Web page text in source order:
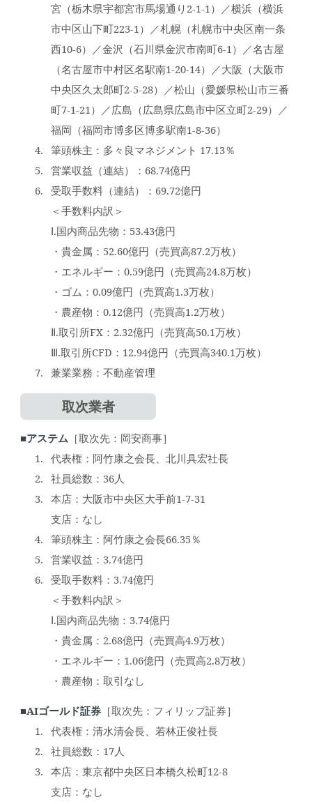
宮（栃木県宇都宮市馬場通り2-1-1）／横浜（横浜
市中区山下町223-1）／札幌（札幌市中央区南一条
西10-6）／金沢（石川県金沢市南町6-1）／名古屋
（名古屋市中村区名駅南1-20-14）／大阪（大阪市
中央区久太郎町2-5-28）／松山（愛媛県松山市三番
町7-1-21）／広島（広島県広島市中区立町2-29）／
福岡（福岡市博多区博多駅南1-8-36）
筆頭株主：多々良マネジメント 17.13％
営業収益（連結）：68.74億円
受取手数料（連結）：69.72億円
＜手数料内訳＞
Ⅰ.国内商品先物：53.43億円
・貴金属：52.60億円（売買高87.2万枚）
・エネルギー：0.59億円（売買高24.8万枚）
・ゴム：0.09億円（売買高1.3万枚）
・農産物：0.12億円（売買高1.2万枚）
Ⅱ.取引所FX：2.32億円（売買高50.1万枚）
Ⅲ.取引所CFD：12.94億円（売買高340.1万枚）
兼業業務：不動産管理
取次業者
■アステム ［取次先：岡安商事］
代表権：阿竹康之会長、北川具宏社長
社員総数：36人
本店：大阪市中央区大手前1-7-31
支店：なし
筆頭株主：阿竹康之会長66.35％
営業収益：3.74億円
受取手数料：3.74億円
＜手数料内訳＞
Ⅰ.国内商品先物：3.74億円
・貴金属：2.68億円（売買高4.9万枚）
・エネルギー：1.06億円（売買高2.8万枚）
・農産物：取引なし
■AIゴールド証券 ［取次先：フィリップ証券］
代表権：清水清会長、若林正俊社長
社員総数：17人
本店：東京都中央区日本橋久松町12-8
支店：なし